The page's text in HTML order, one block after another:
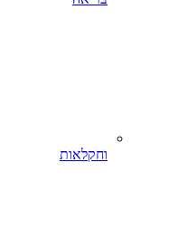
וחקלאות